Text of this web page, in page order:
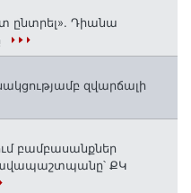
ընտրել». Դիանա
զվարճալի
բամբասանքներ
ՔԿ